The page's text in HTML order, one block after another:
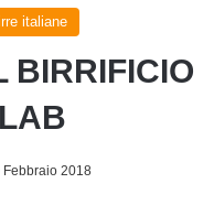
italiane
BIRRIFICIO
Febbraio 2018